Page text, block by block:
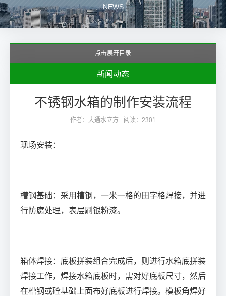
NEWS
点击展开目录
新闻动态
不锈钢水箱的制作安装流程
作者：大通水立方 阅读：2301
现场安装：
槽钢基础：采用槽钢，一米一格的田字格焊接，并进
行防腐处理，表层刷银粉漆。
箱体焊接：底板拼装组合完成后，则进行水箱底拼装
焊接工作，焊接水箱底板时，需对好底板尺寸，然后
在槽钢或砼基础上面布好底板进行焊接。模板角焊好